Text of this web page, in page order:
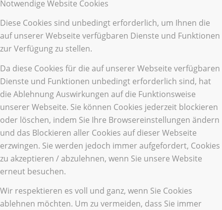
Notwendige Website Cookies
Diese Cookies sind unbedingt erforderlich, um Ihnen die
auf unserer Webseite verfügbaren Dienste und Funktionen
zur Verfügung zu stellen.
Da diese Cookies für die auf unserer Webseite verfügbaren
Dienste und Funktionen unbedingt erforderlich sind, hat
die Ablehnung Auswirkungen auf die Funktionsweise
unserer Webseite. Sie können Cookies jederzeit blockieren
oder löschen, indem Sie Ihre Browsereinstellungen ändern
und das Blockieren aller Cookies auf dieser Webseite
erzwingen. Sie werden jedoch immer aufgefordert, Cookies
zu akzeptieren / abzulehnen, wenn Sie unsere Website
erneut besuchen.
Wir respektieren es voll und ganz, wenn Sie Cookies
ablehnen möchten. Um zu vermeiden, dass Sie immer